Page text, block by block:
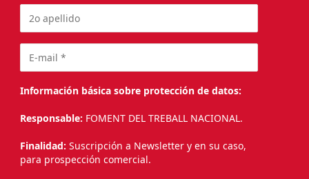
Información básica sobre protección de datos:
Responsable: FOMENT DEL TREBALL NACIONAL.
Finalidad: Suscripción a Newsletter y en su caso,
para prospección comercial.